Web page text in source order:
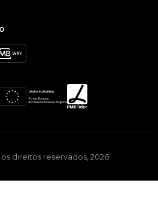
direitos reservados, 2026